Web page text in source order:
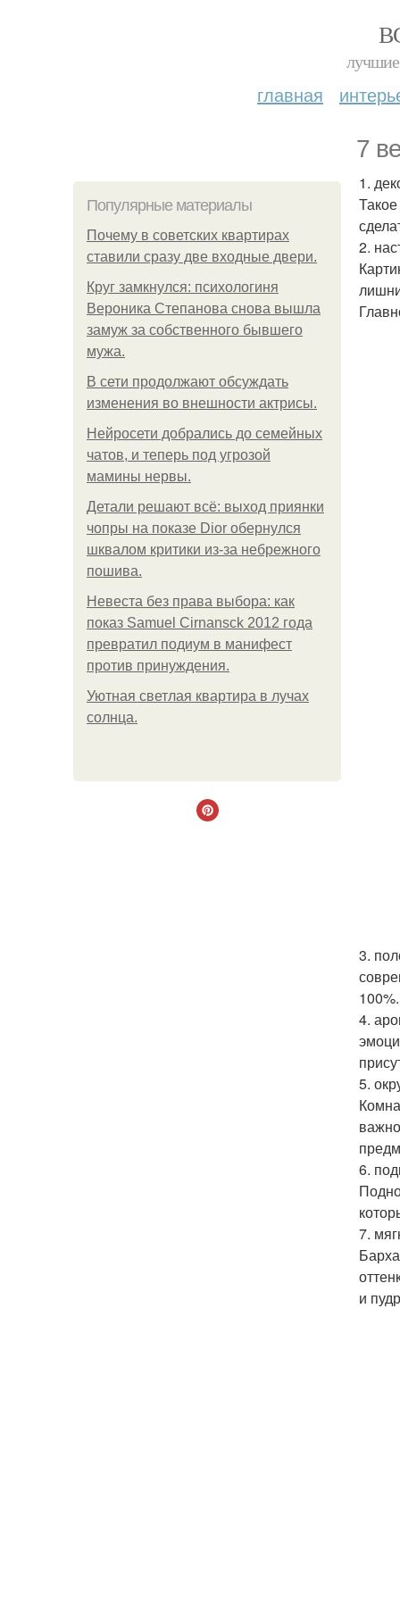
лучшие
главная
7
Популярные материалы
Почему в советских квартирах
ставили сразу две входные двери.
Круг замкнулся: психологиня
Вероника Степанова снова вышла
замуж за собственного бывшего
мужа.
В сети продолжают обсуждать
изменения во внешности актрисы.
Нейросети добрались до семейных
чатов, и теперь под угрозой
мамины нервы.
Детали решают всё: выход приянки
чопры на показе Dior обернулся
шквалом критики из-за небрежного
пошива.
Невеста без права выбора: как
показ Samuel Cirnansck 2012 года
превратил подиум в манифест
против принуждения.
Уютная светлая квартира в лучах
солнца.
1.
2.
3.
4.
5.
6.
7.
и